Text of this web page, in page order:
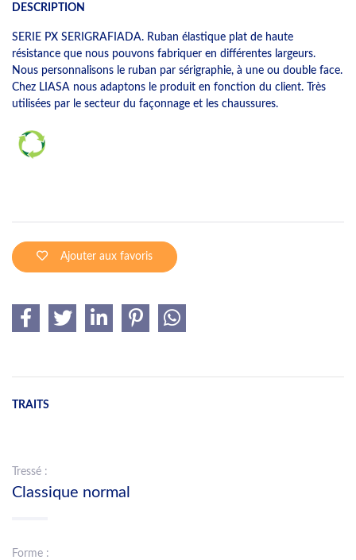
DESCRIPTION
SERIE PX SERIGRAFIADA. Ruban élastique plat de haute
résistance que nous pouvons fabriquer en différentes largeurs.
Nous personnalisons le ruban par sérigraphie, à une ou double face.
Chez LIASA nous adaptons le produit en fonction du client. Très
utilisées par le secteur du façonnage et les chaussures.
Ajouter aux favoris
TRAITS
Tressé :
Classique normal
Forme :